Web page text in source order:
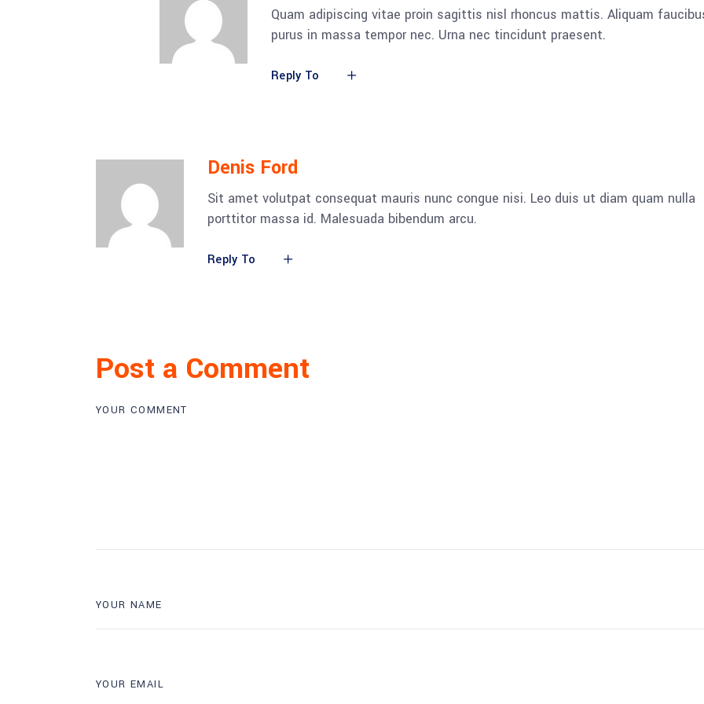
Quam adipiscing vitae proin sagittis nisl rhoncus mattis. Aliquam
purus in massa tempor nec. Urna nec tincidunt praesent.
Reply To
Denis Ford
Sit amet volutpat consequat mauris nunc congue nisi. Leo duis ut diam quam nulla
porttitor massa id. Malesuada bibendum arcu.
Reply To
Post a Comment